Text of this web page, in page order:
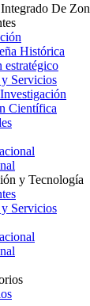
De
Histórica
estratégico
Servicios
Científica
y Tecnología
Servicios